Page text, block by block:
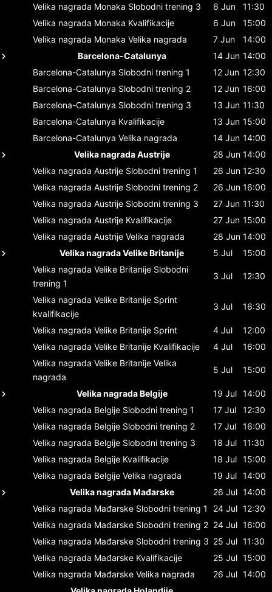
Velika nagrada Monaka Slobodni trening 3 6 Jun
11:30
Velika nagrada Monaka Kvalifikacije 6 Jun
15:00
Velika nagrada Monaka Velika nagrada 7 Jun
14:00
Barcelona-Catalunya
14 Jun 14:00
Barcelona-Catalunya Slobodni trening 1 12 Jun 12:30
Barcelona-Catalunya Slobodni trening 2 12 Jun 16:00
Barcelona-Catalunya Slobodni trening 3 13 Jun 11:30
Barcelona-Catalunya Kvalifikacije 13 Jun 15:00
Barcelona-Catalunya Velika nagrada 14 Jun 14:00
Velika nagrada Austrije
28 Jun 14:00
Velika nagrada Austrije Slobodni trening 1 26 Jun 12:30
Velika nagrada Austrije Slobodni trening 2 26 Jun 16:00
Velika nagrada Austrije Slobodni trening 3 27 Jun 11:30
Velika nagrada Austrije Kvalifikacije 27 Jun 15:00
Velika nagrada Austrije Velika nagrada 28 Jun 14:00
Velika nagrada Velike Britanije
5 Jul
15:00
Velika nagrada Velike Britanije Slobodni
trening 1
3 Jul 12:30
Velika nagrada Velike Britanije Sprint
kvalifikacije
3 Jul 16:30
Velika nagrada Velike Britanije Sprint 4 Jul
12:00
Velika nagrada Velike Britanije Kvalifikacije 4 Jul
16:00
Velika nagrada Velike Britanije Velika
nagrada
5 Jul 15:00
Velika nagrada Belgije 19 Jul 14:00
Velika nagrada Belgije Slobodni trening 1 17 Jul
12:30
Velika nagrada Belgije Slobodni trening 2 17 Jul
16:00
Velika nagrada Belgije Slobodni trening 3 18 Jul 11:30
Velika nagrada Belgije Kvalifikacije 18 Jul 15:00
Velika nagrada Belgije Velika nagrada 19 Jul 14:00
Velika nagrada Mađarske
26 Jul 14:00
Velika nagrada Mađarske Slobodni trening 1 24 Jul 12:30
Velika nagrada Mađarske Slobodni trening 2 24 Jul 16:00
Velika nagrada Mađarske Slobodni trening 3 25 Jul 11:30
Velika nagrada Mađarske Kvalifikacije 25 Jul 15:00
Velika nagrada Mađarske Velika nagrada 26 Jul 14:00